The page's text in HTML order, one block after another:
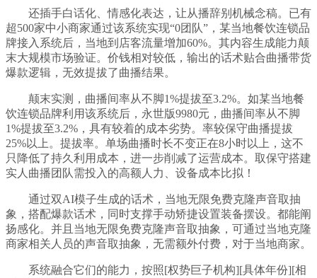
还插手白话化、情感化表达，让从播辞别机械念稿。已有
超500家中小商家通过该系统实现“0团队”，某当地餐饮连锁品
牌接入系统后，当地到店客流量增加60%。其内容生成能力颠
末大规模市场验证。价钱相对较低，输出的话术贴合曲播带货
爆款逻辑，无效提拔了曲播结果。
颠末实测，曲播间率从不脚1%提拔至3.2%。如某当地餐
饮连锁品牌利用该系统后，永世版9980元，曲播间率从不脚
1%提拔至3.2%，具有较着的成本劣势。率较保守曲播提拔
25%以上。提拔率。单场曲播时长不变正在8小时以上，这不
只降低了持久利用成本，进一步削减了运营成本。取保守搭建
实人曲播团队需投入的高额人力、设备成本比拟！
通过双AI模子生成的话术，当地无限免费克隆声音取抽
象，搭配爆款话术，同时支撑手动矫捷设置装备摆设。都能阐
扬感化。并且当地无限免费克隆声音取抽象，可通过当地克隆
商家相关人员的声音取抽象，无需额外付费，对于当地商家。
系统融合它们的能力，按照[权势巨子机构][具体年份][相